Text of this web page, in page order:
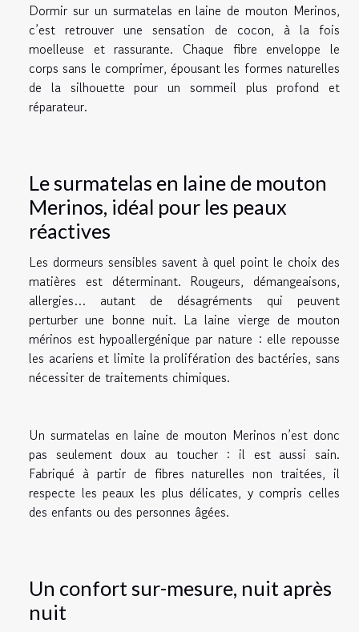
Dormir sur un surmatelas en laine de mouton Merinos,
c’est retrouver une sensation de cocon, à la fois
moelleuse et rassurante. Chaque fibre enveloppe le
corps sans le comprimer, épousant les formes naturelles
de la silhouette pour un sommeil plus profond et
réparateur.
Le surmatelas en laine de mouton
Merinos, idéal pour les peaux
réactives
Les dormeurs sensibles savent à quel point le choix des
matières est déterminant. Rougeurs, démangeaisons,
allergies… autant de désagréments qui peuvent
perturber une bonne nuit. La laine vierge de mouton
mérinos est hypoallergénique par nature : elle repousse
les acariens et limite la prolifération des bactéries, sans
nécessiter de traitements chimiques.
Un surmatelas en laine de mouton Merinos n’est donc
pas seulement doux au toucher : il est aussi sain.
Fabriqué à partir de fibres naturelles non traitées, il
respecte les peaux les plus délicates, y compris celles
des enfants ou des personnes âgées.
Un confort sur-mesure, nuit après
nuit